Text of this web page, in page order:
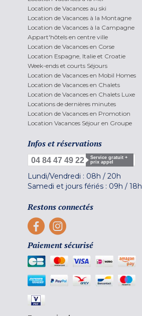
Location de Vacances au ski
Location de Vacances à la Montagne
Location de Vacances à la Campagne
Appart'hôtels en centre ville
Location de Vacances en Corse
Location Espagne, Italie et Croatie
Week-ends et courts Séjours
Location de Vacances en Mobil Homes
Location de Vacances en Chalets
Location de Vacances en Chalets Luxe
Locations de dernières minutes
Location de Vacances en Promotion
Location Vacances Séjour en Groupe
Infos et réservations
04 84 47 49 22
Service gratuit +
prix appel
Lundi/Vendredi : 08h / 20h
Samedi et jours fériés : 09h / 18h
Restons connectés
Paiement sécurisé